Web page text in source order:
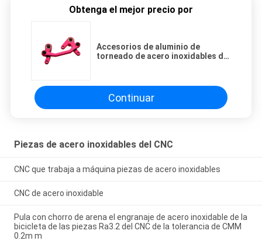
Obtenga el mejor precio por
Accesorios de aluminio de
torneado de acero inoxidables de
Continuar
Piezas de acero inoxidables del CNC
CNC que trabaja a máquina piezas de acero inoxidables
CNC de acero inoxidable
Pula con chorro de arena el engranaje de acero inoxidable de la
bicicleta de las piezas Ra3.2 del CNC de la tolerancia de CMM
0.2m m